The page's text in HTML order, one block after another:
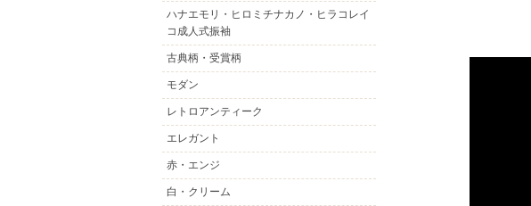
ハナエモリ・ヒロミチナカノ・ヒラコレイ
コ成人式振袖
古典柄・受賞柄
モダン
レトロアンティーク
エレガント
赤・エンジ
白・クリーム